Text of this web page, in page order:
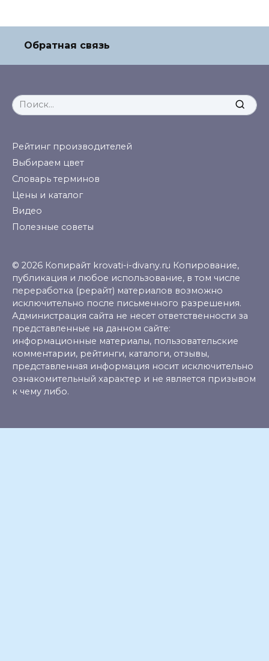
Обратная связь
Search
for:
Рейтинг производителей
Выбираем цвет
Словарь терминов
Цены и каталог
Видео
Полезные советы
© 2026 Копирайт krovati-i-divany.ru Копирование,
публикация и любое использование, в том числе
переработка (рерайт) материалов возможно
исключительно после письменного разрешения.
Администрация сайта не несет ответственности за
представленные на данном сайте:
информационные материалы, пользовательские
комментарии, рейтинги, каталоги, отзывы,
представленная информация носит исключительно
ознакомительный характер и не является призывом
к чему либо.